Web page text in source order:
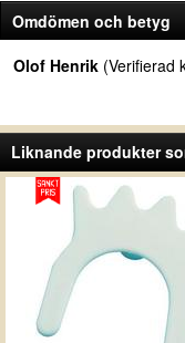
Omdömen och betyg
Olof Henrik (Verifierad
Liknande produkter